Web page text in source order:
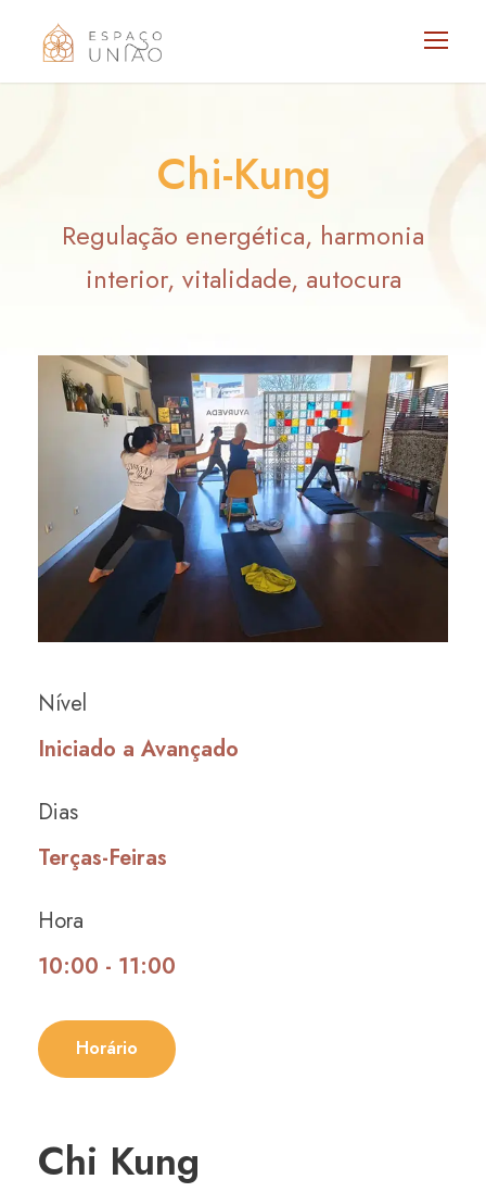
Chi-Kung
Regulação energética, harmonia
interior, vitalidade, autocura
Nível
Iniciado a Avançado
Dias
Terças-Feiras
Hora
10:00 - 11:00
Horário
Chi Kung